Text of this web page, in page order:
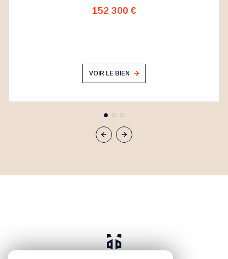
152 300 €
VOIR LE BIEN